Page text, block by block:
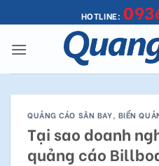
qua
nội
HOTLINE:
QUẢNG CÁO SÂN BAY, BIỂN
Tại sao doanh
quảng cáo